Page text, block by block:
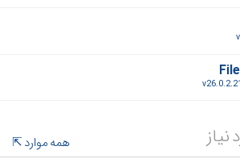
نیاز
همه موارد